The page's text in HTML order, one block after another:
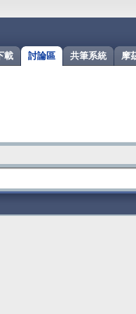
摩
共筆系統
討論區
載